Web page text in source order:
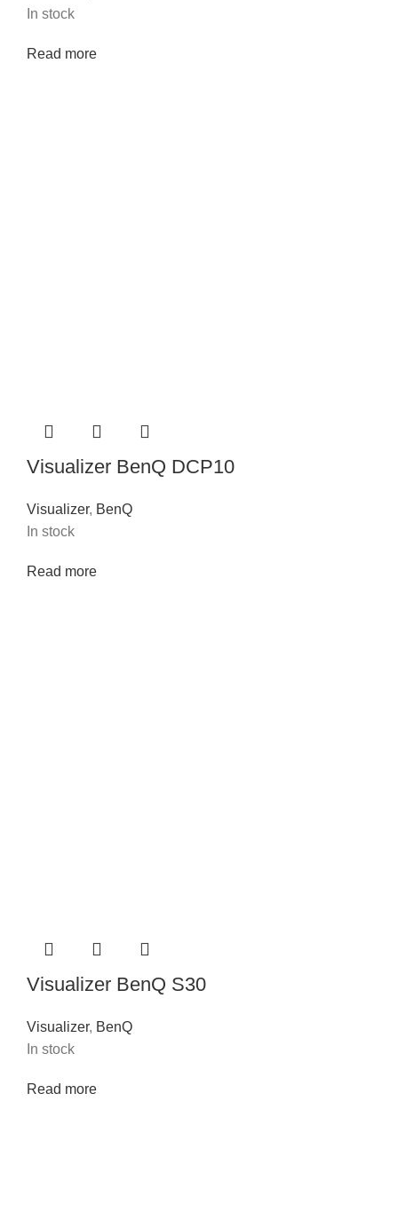
In stock
Read more
Visualizer BenQ DCP10
Visualizer, BenQ
In stock
Read more
Visualizer BenQ S30
Visualizer, BenQ
In stock
Read more